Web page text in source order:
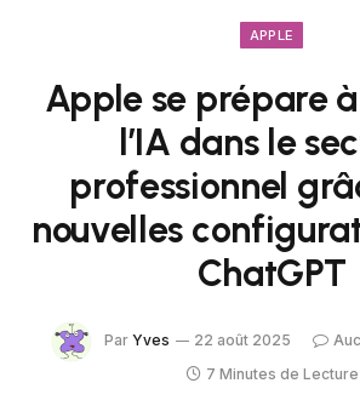
APPLE
Apple se prépare
l’IA dans le
professionnel
nouvelles
ChatGPT
Par Yves 22 août 2025
7 Minutes de Lecture